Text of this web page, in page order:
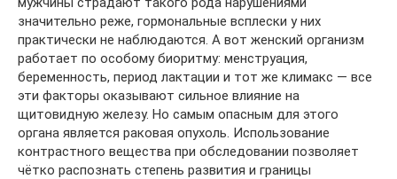
значительно реже, гормональные всплески у них
практически не наблюдаются. А вот женский организм
работает по особому биоритму: менструация,
беременность, период лактации и тот же климакс — все
эти факторы оказывают сильное влияние на
щитовидную железу. Но самым опасным для этого
органа является раковая опухоль. Использование
контрастного вещества при обследовании позволяет
чётко распознать степень развития и границы